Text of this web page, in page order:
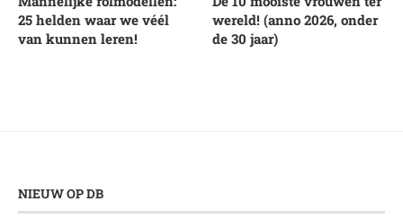
25 helden waar we véél
van kunnen leren!
wereld! (anno 2026, onder
de 30 jaar)
NIEUW OP DB